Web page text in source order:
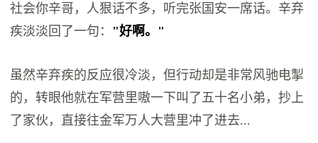
社会你辛哥，人狠话不多，听完张国安一席话。辛弃
疾淡淡回了一句： "好啊。"
虽然辛弃疾的反应很冷淡，但行动却是非常风驰电掣
的，转眼他就在军营里嗷一下叫了五十名小弟，抄上
了家伙，直接往金军万人大营里冲了进去...